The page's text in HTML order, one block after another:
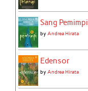
Sang Pemimpi
byAndrea Hirata
Edensor
byAndrea Hirata